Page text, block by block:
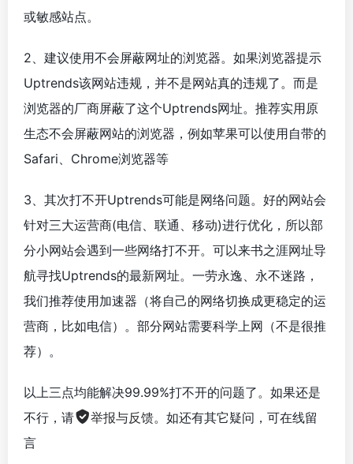
或敏感站点。
2、建议使用不会屏蔽网址的浏览器。如果浏览器提示
Uptrends该网站违规，并不是网站真的违规了。而是
浏览器的厂商屏蔽了这个Uptrends网址。推荐实用原
生态不会屏蔽网站的浏览器，例如苹果可以使用自带的
Safari、Chrome浏览器等
3、其次打不开Uptrends可能是网络问题。好的网站会
针对三大运营商(电信、联通、移动)进行优化，所以部
分小网站会遇到一些网络打不开。可以来书之涯网址导
航寻找Uptrends的最新网址。一劳永逸、永不迷路，
我们推荐使用加速器（将自己的网络切换成更稳定的运
营商，比如电信）。部分网站需要科学上网（不是很推
荐）。
以上三点均能解决99.99%打不开的问题了。如果还是
不行，请
举报与反馈。如还有其它疑问，可在线留
言